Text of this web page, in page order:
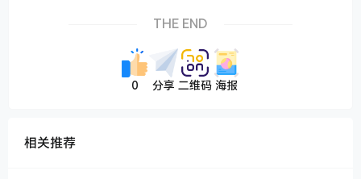
THE END
0 分享 二维码 海报
相关推荐